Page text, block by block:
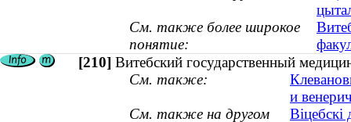
См. также более широкое
понятие:
[210] Витебский государственный
См. также:
и
См. также на другом
Віцебскі